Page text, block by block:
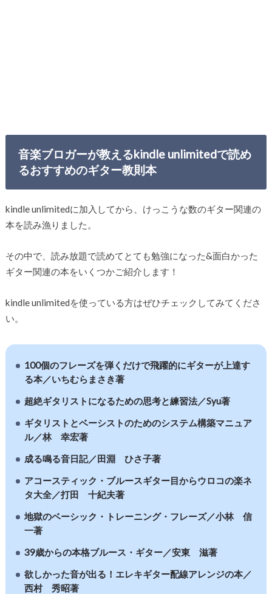
音楽ブロガーが教えるkindle unlimitedで読め
るおすすめのギター教則本
kindle unlimitedに加入してから、けっこうな数のギター関連の
本を読み漁りました。
その中で、読み放題で読めてとても勉強になった&面白かった
ギター関連の本をいくつかご紹介します！
kindle unlimitedを使っている方はぜひチェックしてみてくださ
い。
100個のフレーズを弾くだけで飛躍的にギターが上達す
る本／いちむらまさき著
超絶ギタリストになるための思考と練習法／Syu著
ギタリストとベーシストのためのシステム構築マニュア
ル／林 幸宏著
成る鳴る音日記／田淵 ひさ子著
アコースティック・ブルースギター目からウロコの楽ネ
タ大全／打田 十紀夫著
地獄のベーシック・トレーニング・フレーズ／小林 信
一著
39歳からの本格ブルース・ギター／安東 滋著
欲しかった音が出る！エレキギター配線アレンジの本／
西村 秀昭著